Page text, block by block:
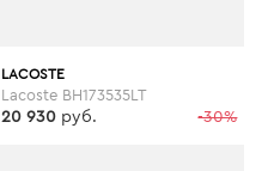
LACOSTE
Lacoste BH173535LT
-30%
20 930 руб.